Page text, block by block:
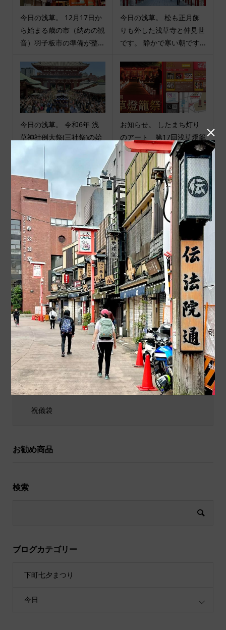
今日の浅草。 12月17日か
ら始まる歳の市（納めの観
音）羽子板市の準備が整...
今日の浅草。 松も正月飾
りも外した浅草寺と仲見世
です。 静かで寒い朝です...
今日の浅草。 令和6年 浅
草神社例大祭(三社祭)の始
まりを告げる 名物大行...
お知らせ。 したまち灯り
のアート 第17回浅草燈籠
祭 2024年9月28日（土）...
今日の浅草。 薄曇りでし
たが日差しもあって暖かか
ったです。まだ春節前で...
今日の浅草。 浅草夜祭は
盆踊りで盛り上がってまし
た。 海外からの方達も見...
商品カテゴリ
商品ジャンル
ポチ袋
和小物
祝儀袋
お勧め商品
検索
ブログカテゴリー
下町七夕まつり
今日
